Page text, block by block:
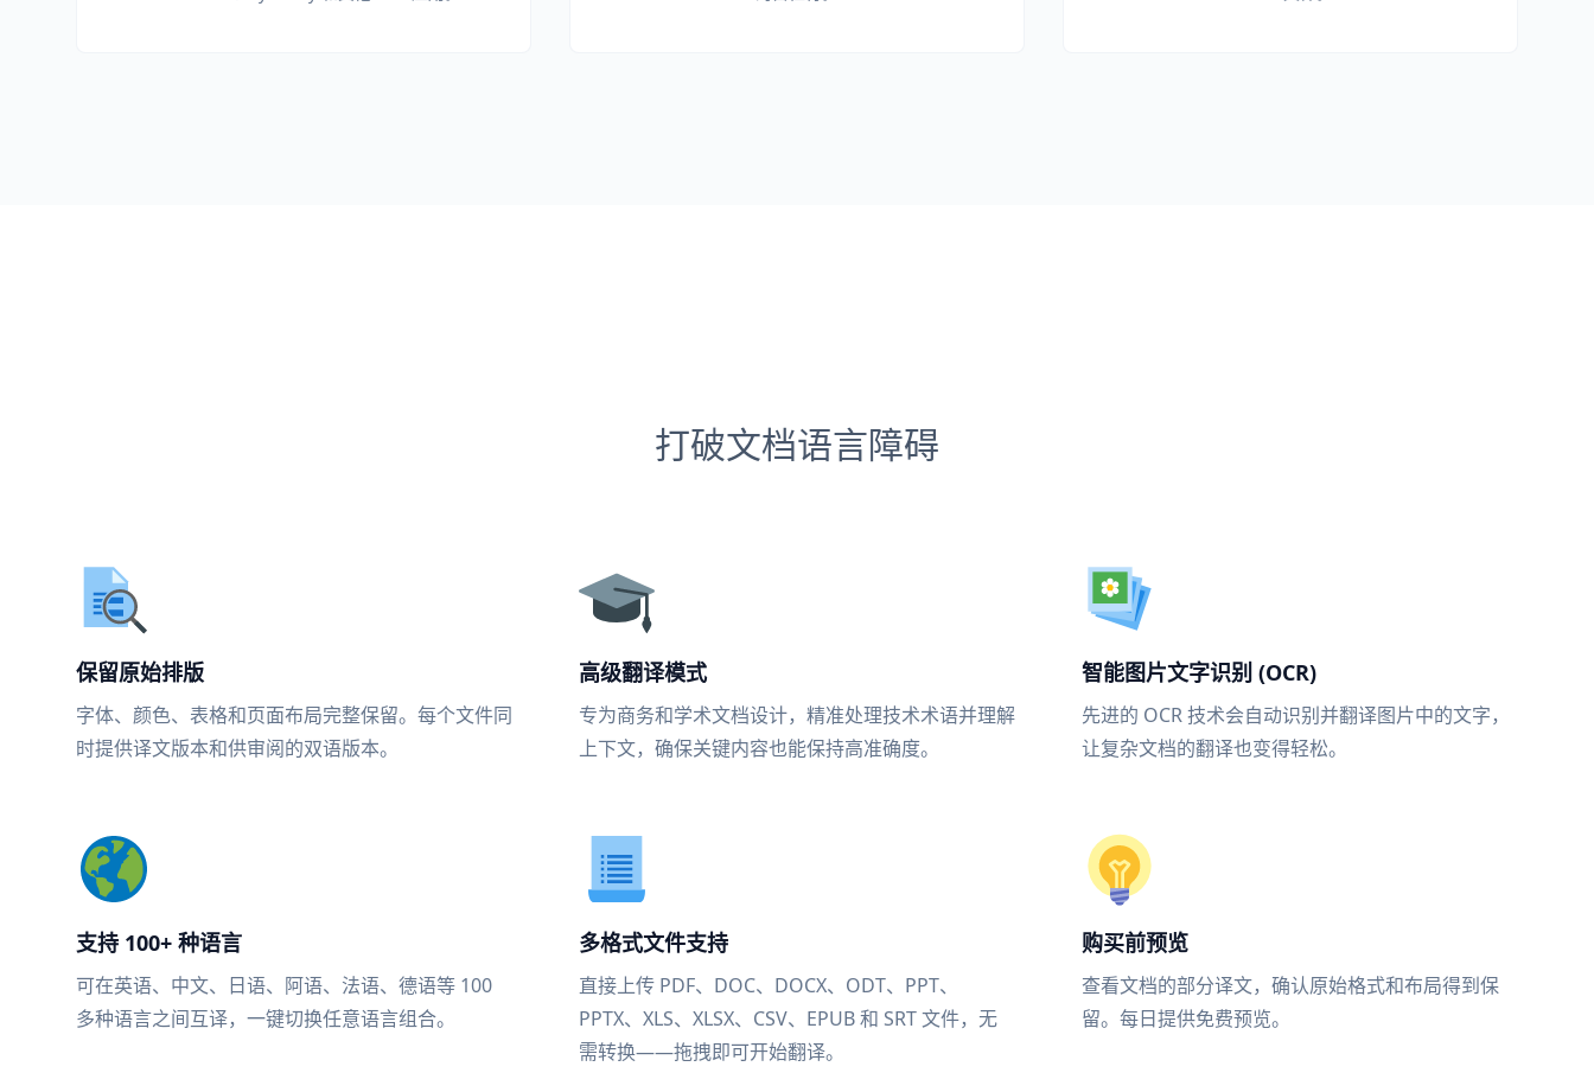
打破文档语言障碍
保留原始排版
字体、颜色、表格和页面布局完整保留。每个文件同
时提供译文版本和供审阅的双语版本。
高级翻译模式
专为商务和学术文档设计，精准处理技术术语并理解
上下文，确保关键内容也能保持高准确度。
智能图片文字识别 (OCR)
先进的 OCR 技术会自动识别并翻译图片中的文字，
让复杂文档的翻译也变得轻松。
支持 100+ 种语言
可在英语、中文、日语、阿语、法语、德语等 100
多种语言之间互译，一键切换任意语言组合。
多格式文件支持
直接上传 PDF、DOC、DOCX、ODT、PPT、
PPTX、XLS、XLSX、CSV、EPUB 和 SRT 文件，无
需转换——拖拽即可开始翻译。
购买前预览
查看文档的部分译文，确认原始格式和布局得到保
留。每日提供免费预览。